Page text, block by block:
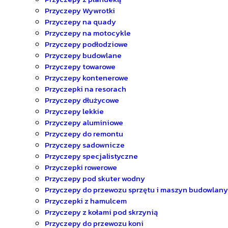
Przyczepy Wywrotki
Przyczepy na quady
Przyczepy na motocykle
Przyczepy podłodziowe
Przyczepy budowlane
Przyczepy towarowe
Przyczepy kontenerowe
Przyczepki na resorach
Przyczepy dłużycowe
Przyczepy lekkie
Przyczepy aluminiowe
Przyczepy do remontu
Przyczepy sadownicze
Przyczepy specjalistyczne
Przyczepki rowerowe
Przyczepy pod skuter wodny
Przyczepy do przewozu sprzętu i maszyn
Przyczepki z hamulcem
Przyczepy z kołami pod skrzynią
Przyczepy do przewozu koni